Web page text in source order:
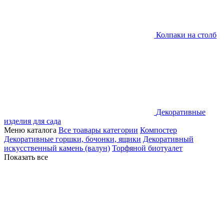
Колпаки на столб
Декоративные
изделия для сада
Меню каталога Все тоавары категории Компостер
Декоративные горшки, бочонки, ящики Декоративный
искусственный камень (валун) Торфяной биотуалет
Показать все